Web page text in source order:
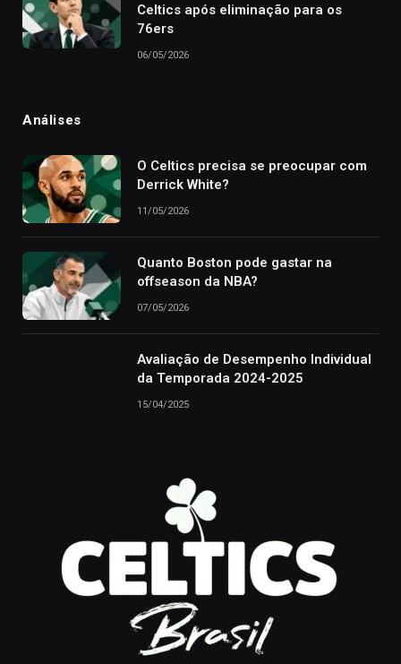
Celtics após eliminação para os
76ers
06/05/2026
Análises
O Celtics precisa se preocupar com
Derrick White?
11/05/2026
Quanto Boston pode gastar na
offseason da NBA?
07/05/2026
Avaliação de Desempenho Individual
da Temporada 2024-2025
15/04/2025